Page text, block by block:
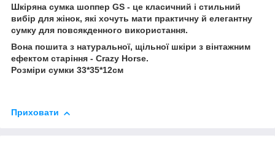
Шкіряна сумка шоппер GS - це класичний і стильний
вибір для жінок, які хочуть мати практичну й елегантну
сумку для повсякденного використання.
Вона пошита з натуральної, щільної шкіри з вінтажним
ефектом старіння - Crazy Horse.
Розміри сумки 33*35*12см
Приховати